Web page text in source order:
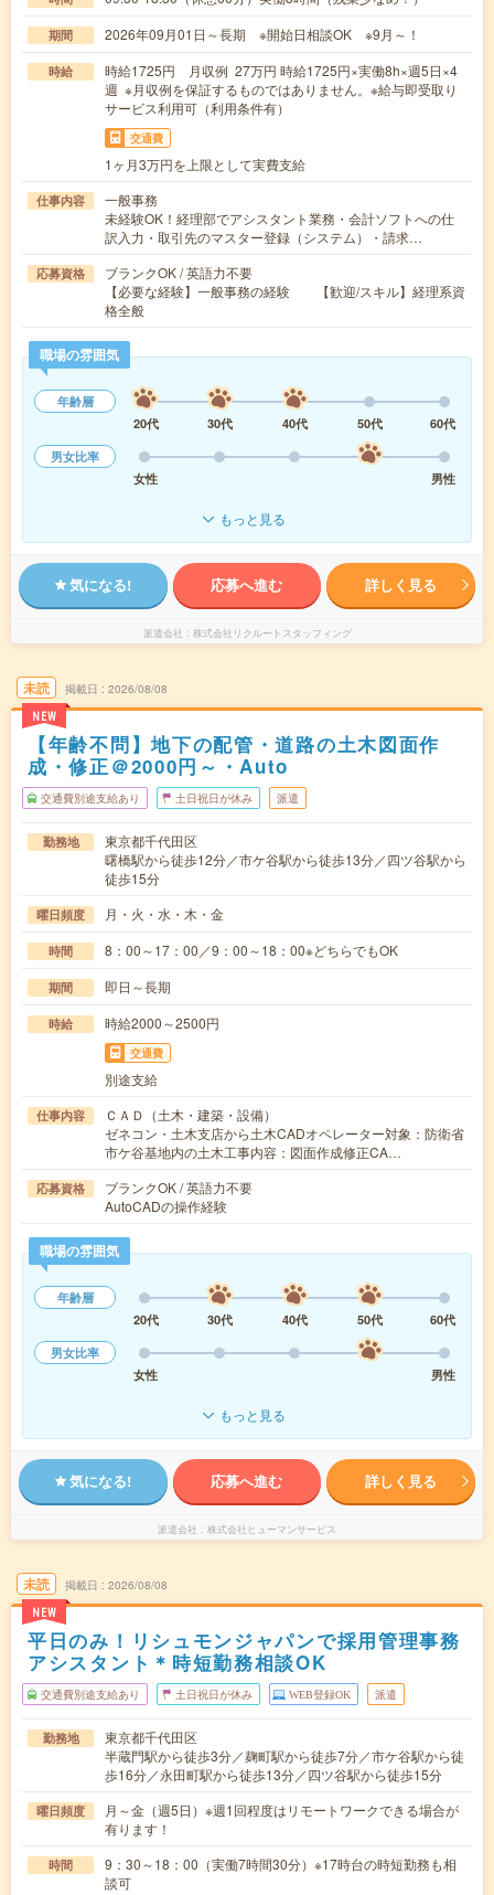
期間 2026年09月01日～長期 ※開始日相談OK ※9月～！
時給
時給1725円 月収例 27万円 時給1725円×実働8h×週5日×4
週 ※月収例を保証するものではありません。※給与即受取り
サービス利用可（利用条件有）
交通費
1ヶ月3万円を上限として実費支給
仕事内容
一般事務
未経験OK！経理部でアシスタント業務・会計ソフトへの仕
訳入力・取引先のマスター登録（システム）・請求…
応募資格
ブランクOK / 英語力不要
【必要な経験】一般事務の経験 【歓迎/スキル】経理系資
格全般
職場の雰囲気
年齢層
20代
30代 40代 50代
60代
男女比率
女性
男性
もっと見る
気になる! 応募へ進む 詳しく見る
派遣会社 株式会社リクルートスタッフィング
未読
NEW
掲載日 2026/08/08
【年齢不問】地下の配管・道路の土木図面作
成・修正＠2000円～・Auto
交通費別途支給あり 土日祝日が休み 派遣
勤務地
東京都千代田区
曙橋駅から徒歩12分／市ケ谷駅から徒歩13分／四ツ谷駅から
徒歩15分
曜日頻度 月・火・水・木・金
時間 8：00～17：00／9：00～18：00※どちらでもOK
期間 即日～長期
時給 時給2000～2500円
交通費
別途支給
仕事内容
ＣＡＤ（土木・建築・設備）
ゼネコン・土木支店から土木CADオペレーター対象：防衛省
市ケ谷基地内の土木工事内容：図面作成修正CA…
応募資格
ブランクOK / 英語力不要
AutoCADの操作経験
職場の雰囲気
年齢層
20代
30代 40代 50代
60代
男女比率
女性
男性
もっと見る
気になる! 応募へ進む 詳しく見る
派遣会社 株式会社ヒューマンサービス
未読
NEW
掲載日 2026/08/08
平日のみ！リシュモンジャパンで採用管理事務
アシスタント＊時短勤務相談OK
交通費別途支給あり 土日祝日が休み WEB登録OK 派遣
勤務地
東京都千代田区
半蔵門駅から徒歩3分／麹町駅から徒歩7分／市ケ谷駅から徒
歩16分／永田町駅から徒歩13分／四ツ谷駅から徒歩15分
曜日頻度
月～金（週5日）※週1回程度はリモートワークできる場合が
有ります！
時間
9：30～18：00（実働7時間30分）※17時台の時短勤務も相
談可